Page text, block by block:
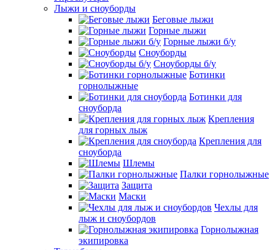
Лыжи и сноуборды
Беговые лыжи
Горные лыжи
Горные лыжи б/у
Сноуборды
Сноуборды б/у
Ботинки
горнолыжные
Ботинки для
сноуборда
Крепления
для горных лыж
Крепления для
сноуборда
Шлемы
Палки горнолыжные
Защита
Маски
Чехлы для
лыж и сноубордов
Горнолыжная
экипировка